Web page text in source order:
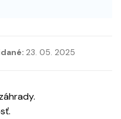
23. 05. 2025